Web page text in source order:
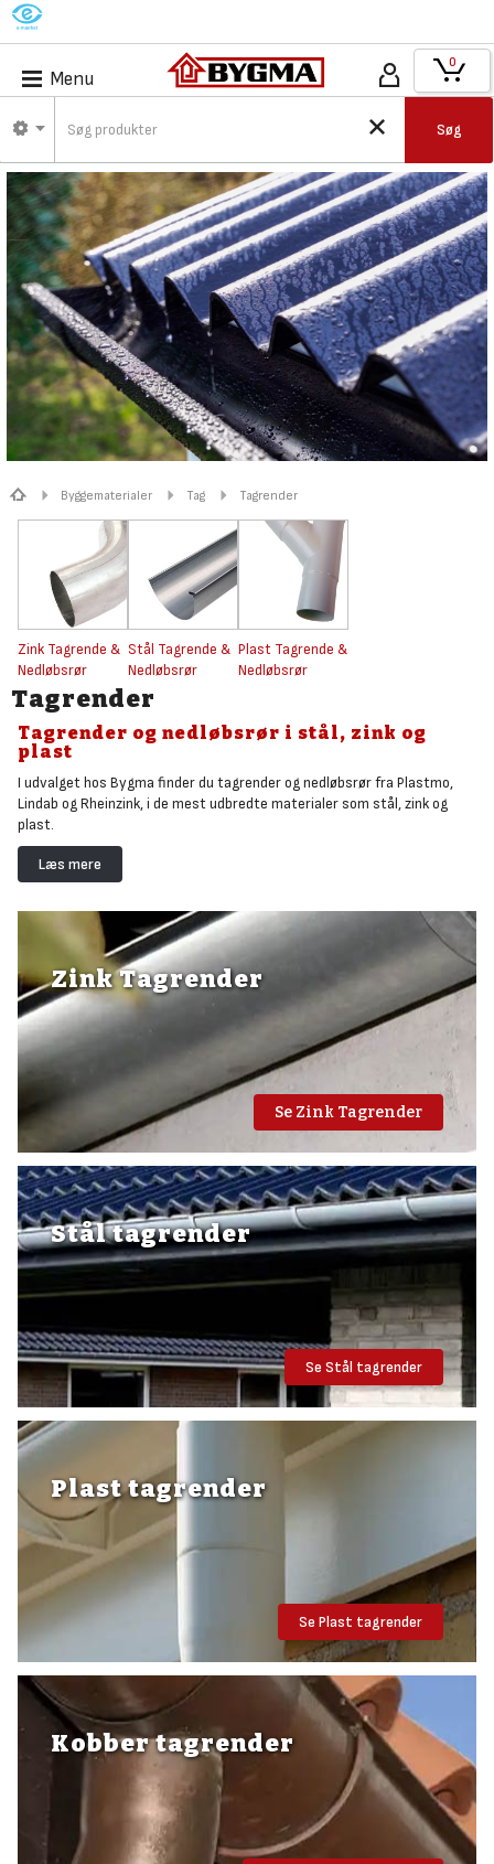
M
Menu
Søg
0
Byggematerialer Tag Tagrender
Zink Tagrende &
Nedløbsrør
Stål Tagrende &
Nedløbsrør
Plast Tagrende &
Nedløbsrør
Tagrender
Tagrender og nedløbsrør i stål, zink og
plast
I udvalget hos Bygma finder du tagrender og nedløbsrør fra Plastmo,
Lindab og Rheinzink, i de mest udbredte materialer som stål, zink og
plast.
De tre producenter er kendetegnet ved at levere tagrender i absolut
bedste kvalitet, både når det gælder konstruktion men også æstetik.
Tagrender og nedløbsrør er en uundverlig del af et hvert byggeri, både
praktisk og æstetisk. De beskytter bolig mod vandskader og styrer
regnvandet sikkert hen til nedløbsrør og kloakering. Derfor tilbyder vi
kun de bedste producenter på markedet: Plastmo, Lindab og Rheinzink.
Åbn Plastmo tagrende beregneren
og du får lagt alle nødvendige dele
fra Plastmo til dine nye plast tagrender direkte i din indkøbskurv.
Læs mere
Zink Tagrender
Se Zink Tagrender
Stål tagrender
Se Stål tagrender
Plast tagrender
Se Plast tagrender
Kobber tagrender